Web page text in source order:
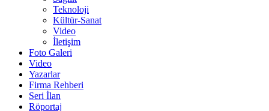
Teknoloji
Kültür-Sanat
Video
İletişim
Foto Galeri
Video
Yazarlar
Firma Rehberi
Seri İlan
Röportaj